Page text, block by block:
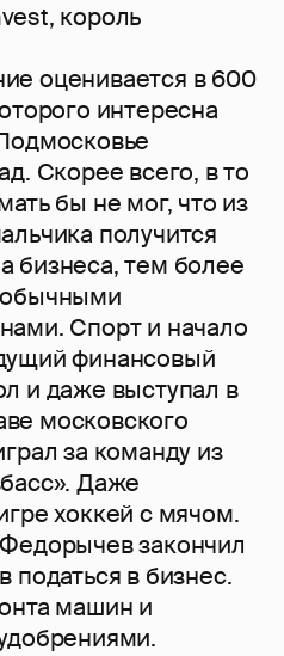
король
оценивается в 600
интересна
Скорее всего, в то
бы не мог, что из
получится
бизнеса, тем более
Спорт и начало
финансовый
и даже выступал в
московского
за команду из
Даже
хоккей с мячом.
закончил
податься в бизнес.
машин и